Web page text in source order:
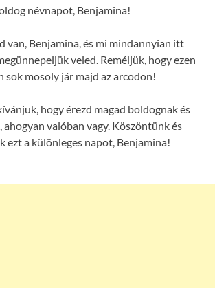
névnapot, Benjamina!
van, Benjamina, és mi mindannyian itt
veled. Reméljük, hogy ezen
sok mosoly jár majd az arcodon!
hogy érezd magad boldognak és
valóban vagy. Köszöntünk és
ezt a különleges napot, Benjamina!